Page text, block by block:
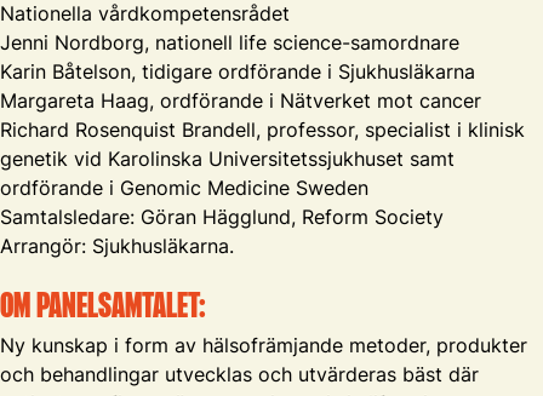
Nationella vårdkompetensrådet
Jenni Nordborg, nationell life science-samordnare
Karin Båtelson, tidigare ordförande i Sjukhusläkarna
Margareta Haag, ordförande i Nätverket mot cancer
Richard Rosenquist Brandell, professor, specialist i klinisk
genetik vid Karolinska Universitetssjukhuset samt
ordförande i Genomic Medicine Sweden
Samtalsledare: Göran Hägglund, Reform Society
Arrangör: Sjukhusläkarna.
OM PANELSAMTALET:
Ny kunskap i form av hälsofrämjande metoder, produkter
och behandlingar utvecklas och utvärderas bäst där